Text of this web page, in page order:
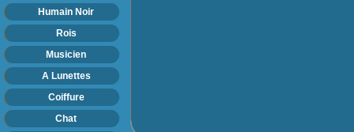
Humain Noir
Rois
Musicien
A Lunettes
Coiffure
Chat